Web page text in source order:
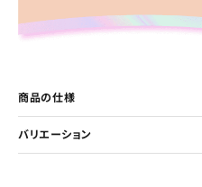
商品の仕様
バリエーション